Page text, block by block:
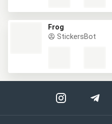
Frog
StickersBot